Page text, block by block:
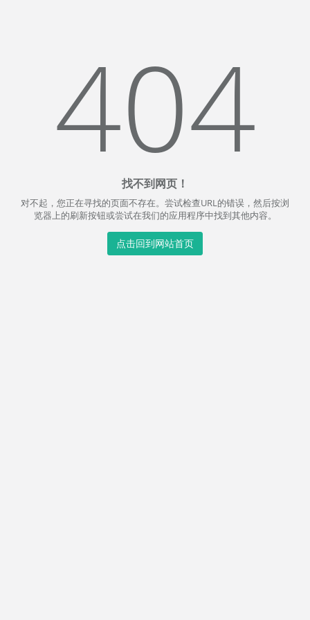
404
找不到网页！
对不起，您正在寻找的页面不存在。尝试检查URL的错误，然后按浏
览器上的刷新按钮或尝试在我们的应用程序中找到其他内容。
点击回到网站首页